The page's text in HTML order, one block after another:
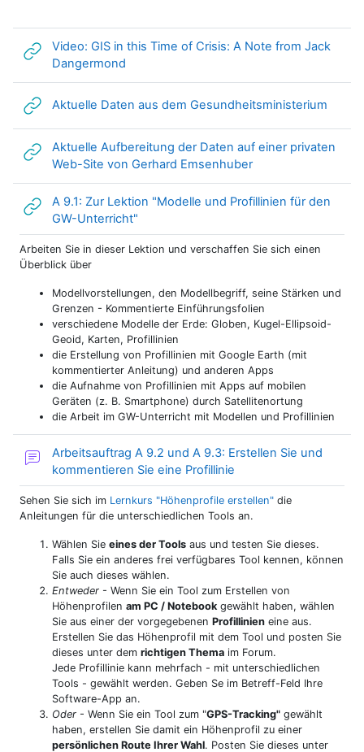
Video: GIS in this Time of Crisis: A Note from Jack
Dangermond
Aktuelle Daten aus dem Gesundheitsministerium
Aktuelle Aufbereitung der Daten auf einer privaten
Web-Site von Gerhard EmsenhuberLink/URL
A 9.1: Zur Lektion "Modelle und Profillinien für den
GW-Unterricht"
Arbeiten Sie in dieser Lektion und verschaffen Sie sich einen
Überblick über
Modellvorstellungen, den Modellbegriff, seine Stärken und
Grenzen - Kommentierte Einführungsfolien
verschiedene Modelle der Erde: Globen, Kugel-Ellipsoid-
Geoid, Karten, Profillinien
die Erstellung von Profillinien mit Google Earth (mit
kommentierter Anleitung) und anderen Apps
die Aufnahme von Profillinien mit Apps auf mobilen
Geräten (z. B. Smartphone) durch Satellitenortung
die Arbeit im GW-Unterricht mit Modellen und Profillinien
Arbeitsauftrag A 9.2 und A 9.3: Erstellen Sie und
kommentieren Sie eine Profillinie
Sehen Sie sich im Lernkurs "Höhenprofile erstellen" die
Anleitungen für die unterschiedlichen Tools an.
Wählen Sie eines der Tools aus und testen Sie dieses.
Falls Sie ein anderes frei verfügbares Tool kennen, können
Sie auch dieses wählen.
Entweder - Wenn Sie ein Tool zum Erstellen von
Höhenprofilen am PC / Notebook gewählt haben, wählen
Sie aus einer der vorgegebenen Profillinien eine aus.
Erstellen Sie das Höhenprofil mit dem Tool und posten Sie
dieses unter dem richtigen Thema im Forum.
Jede Profillinie kann mehrfach - mit unterschiedlichen
Tools - gewählt werden. Geben Se im Betreff-Feld Ihre
Software-App an.
Oder - Wenn Sie ein Tool zum "GPS-Tracking" gewählt
haben, erstellen Sie damit ein Höhenprofil zu einer
persönlichen Route Ihrer Wahl. Posten Sie dieses unter